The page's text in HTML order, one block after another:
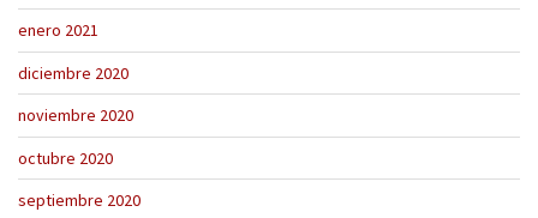
enero 2021
diciembre 2020
noviembre 2020
octubre 2020
septiembre 2020